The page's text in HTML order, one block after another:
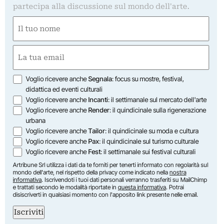
partecipa alla discussione sul mondo dell'arte.
(Obbligatorio)
Nome
(Obbligatorio)
Opzioni
Voglio ricevere ancheSegnala: focus su mostre, festival,
didattica ed eventi culturali
Voglio ricevere ancheIncanti: il settimanale sul mercato dell'arte
Voglio ricevere ancheRender: il quindicinale sulla rigenerazione
urbana
Voglio ricevere ancheTailor: il quindicinale su moda e cultura
Voglio ricevere anchePax: il quindicinale sul turismo culturale
Voglio ricevere ancheFest: il settimanale sui festival culturali
Artribune Srl utilizza i dati da te forniti per tenerti informato con regolarità sul
mondo dell'arte, nel rispetto della privacy come indicato nella nostra
informativa. Iscrivendoti i tuoi dati personali verranno trasferiti su MailChimp
e trattati secondo le modalità riportate in questa informativa. Potrai
disiscriverti in qualsiasi momento con l'apposito link presente nelle email.
Iscriviti